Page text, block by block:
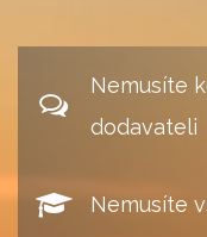
Nemusíte
dodavateli
Nemusíte